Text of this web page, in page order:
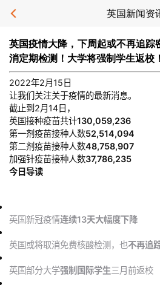
英国新闻资
英国疫情大降，下周起或不再追踪
消定期检测！大学将强制学生返校！
2022年2月15日
让我们关注关于疫情的最新消息。
截止到2月14日，
英国接种疫苗共计130,059,236
第一剂疫苗接种人数52,514,094
第二剂疫苗接种人数48,758,907
加强针疫苗接种人数37,786,235
今日导读
英国新冠疫情连续13天大幅度下降
英国或将取消免费核酸检测，也不再追
英国部分大学强制国际学生三月前返校